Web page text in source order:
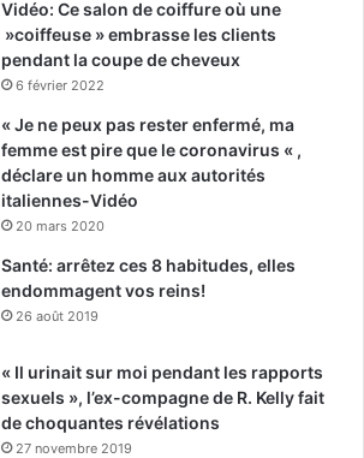
Vidéo: Ce salon de coiffure où une
»coiffeuse » embrasse les clients
pendant la coupe de cheveux
6 février 2022
« Je ne peux pas rester enfermé, ma
femme est pire que le coronavirus « ,
déclare un homme aux autorités
italiennes-Vidéo
20 mars 2020
Santé: arrêtez ces 8 habitudes, elles
endommagent vos reins!
26 août 2019
« Il urinait sur moi pendant les rapports
sexuels », l’ex-compagne de R. Kelly fait
de choquantes révélations
27 novembre 2019